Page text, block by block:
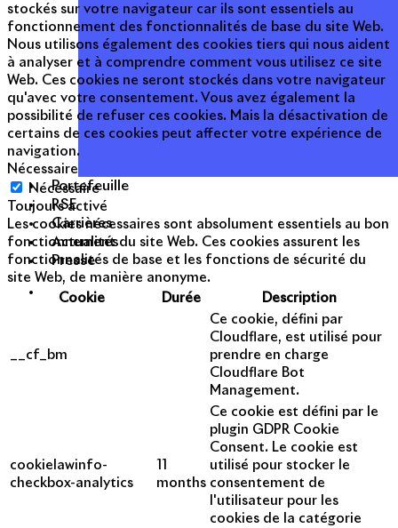
Portefeuille
RSE
Carrières
Actualités
Presse
stockés sur votre navigateur car ils sont essentiels au
fonctionnement des fonctionnalités de base du site Web.
Nous utilisons également des cookies tiers qui nous aident
à analyser et à comprendre comment vous utilisez ce site
Web. Ces cookies ne seront stockés dans votre navigateur
qu'avec votre consentement. Vous avez également la
possibilité de refuser ces cookies. Mais la désactivation de
certains de ces cookies peut affecter votre expérience de
navigation.
Nécessaire
Nécessaire
Toujours activé
Les cookies nécessaires sont absolument essentiels au bon
fonctionnement du site Web. Ces cookies assurent les
fonctionnalités de base et les fonctions de sécurité du
site Web, de manière anonyme.
Cookie
Durée Description
__cf_bm
Ce cookie, défini par
Cloudflare, est utilisé pour
prendre en charge
Cloudflare Bot
Management.
cookielawinfo-
checkbox-analytics
months
Ce cookie est défini par le
plugin GDPR Cookie
Consent. Le cookie est
utilisé pour stocker le
consentement de
l'utilisateur pour les
cookies de la catégorie